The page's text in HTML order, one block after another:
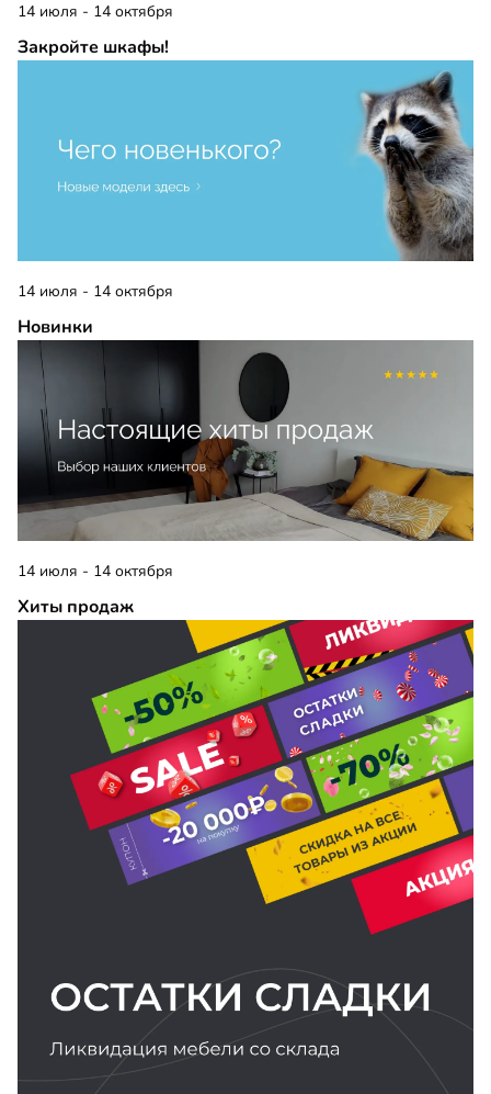
14 июля - 14 октября
Закройте шкафы!
14 июля - 14 октября
Новинки
14 июля - 14 октября
Хиты продаж